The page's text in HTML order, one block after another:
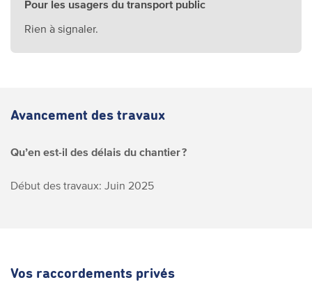
Pour les usagers du transport public
Rien à signaler.
Avancement des travaux
Qu’en est-il des délais du chantier ?
Début des travaux: Juin 2025
Vos raccordements privés